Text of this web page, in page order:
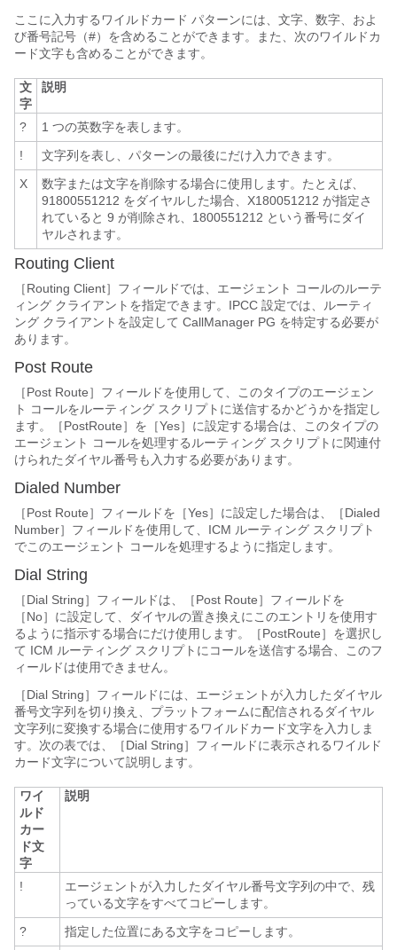
ここに入力するワイルドカード パターンには、文字、数字、およ
び番号記号（#）を含めることができます。また、次のワイルドカ
ード文字も含めることができます。
文
字
説明
?
1 つの英数字を表します。
!
文字列を表し、パターンの最後にだけ入力できます。
X
数字または文字を削除する場合に使用します。たとえば、
91800551212 をダイヤルした場合、X180051212 が指定さ
れていると 9 が削除され、1800551212 という番号にダイ
ヤルされます。
Routing Client
［Routing Client］フィールドでは、エージェント コールのルーテ
ィング クライアントを指定できます。IPCC 設定では、ルーティ
ング クライアントを設定して CallManager PG を特定する必要が
あります。
Post Route
［Post Route］フィールドを使用して、このタイプのエージェン
ト コールをルーティング スクリプトに送信するかどうかを指定し
ます。［PostRoute］を［Yes］に設定する場合は、このタイプの
エージェント コールを処理するルーティング スクリプトに関連付
けられたダイヤル番号も入力する必要があります。
Dialed Number
［Post Route］フィールドを［Yes］に設定した場合は、［Dialed
Number］フィールドを使用して、ICM ルーティング スクリプト
でこのエージェント コールを処理するように指定します。
Dial String
［Dial String］フィールドは、［Post Route］フィールドを
［No］に設定して、ダイヤルの置き換えにこのエントリを使用す
るように指示する場合にだけ使用します。［PostRoute］を選択し
て ICM ルーティング スクリプトにコールを送信する場合、このフ
ィールドは使用できません。
［Dial String］フィールドには、エージェントが入力したダイヤル
番号文字列を切り換え、プラットフォームに配信されるダイヤル
文字列に変換する場合に使用するワイルドカード文字を入力しま
す。次の表では、［Dial String］フィールドに表示されるワイルド
カード文字について説明します。
ワイ
ルド
カー
ド文
字
説明
!
エージェントが入力したダイヤル番号文字列の中で、残
っている文字をすべてコピーします。
?
指定した位置にある文字をコピーします。